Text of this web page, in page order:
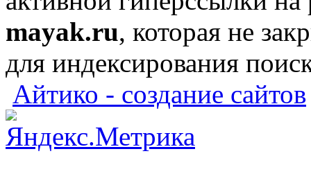
mayak.ru, которая не
для индексирования
Айтико - создание сайтов